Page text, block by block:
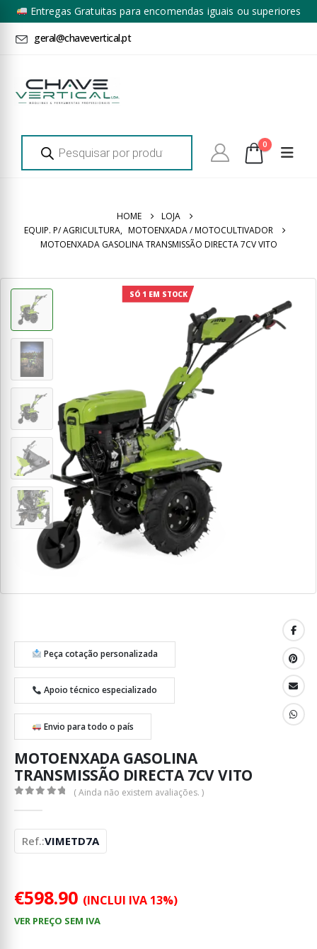
Entregas Gratuitas para encomendas iguais ou superiores
a 100€ + IVA*
geral@chavevertical.pt
Products
search 0
HOME
LOJA
EQUIP. P/ AGRICULTURA, MOTOENXADA / MOTOCULTIVADOR
MOTOENXADA GASOLINA TRANSMISSÃO DIRECTA 7CV VITO
SÓ 1 EM STOCK
Peça cotação personalizada
Apoio técnico especializado
Envio para todo o país
MOTOENXADA GASOLINA
TRANSMISSÃO DIRECTA 7CV VITO
( Ainda não existem avaliações. )
Ref.:VIMETD7A
€598.90 (INCLUI IVA 13%)
VER PREÇO SEM IVA